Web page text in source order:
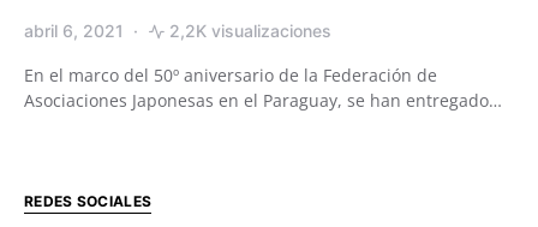
abril 6, 2021 2,2K visualizaciones
En el marco del 50º aniversario de la Federación de
Asociaciones Japonesas en el Paraguay, se han entregado…
REDES SOCIALES